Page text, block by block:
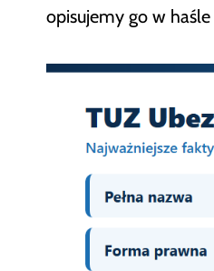
opisujemy go w haśle